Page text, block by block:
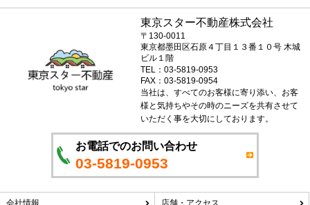
東京スター不動産株式会社
〒130-0011
東京都墨田区石原４丁目１３番１０号 木城
ビル１階
TEL：03-5819-0953
FAX：03-5819-0954
当社は、すべてのお客様に寄り添い、お客
様と気持ちやその時のニーズを共有させて
いただく事を大切にしております。
お電話でのお問い合わせ
03-5819-0953